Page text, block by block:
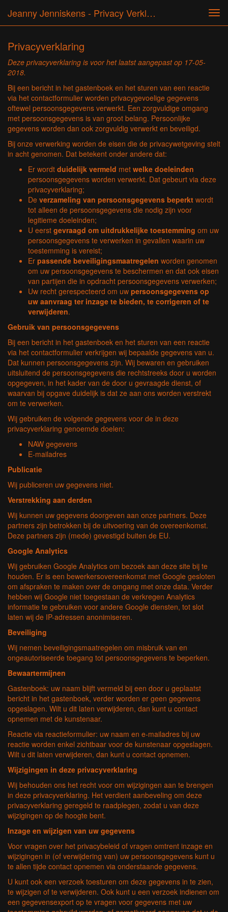
Jeanny Jenniskens - Privacy Verklaring
Privacyverklaring
Deze privacyverklaring is voor het laatst aangepast op 17-05-
2018.
Bij een bericht in het gastenboek en het sturen van een reactie
via het contactformulier worden privacygevoelige gegevens
oftewel persoonsgegevens verwerkt. Een zorgvuldige omgang
met persoonsgegevens is van groot belang. Persoonlijke
gegevens worden dan ook zorgvuldig verwerkt en beveiligd.
Bij onze verwerking worden de eisen die de privacywetgeving stelt
in acht genomen. Dat betekent onder andere dat:
Er wordt duidelijk vermeld met welke doeleinden
persoonsgegevens worden verwerkt. Dat gebeurt via deze
privacyverklaring;
De verzameling van persoonsgegevens beperkt wordt
tot alleen de persoonsgegevens die nodig zijn voor
legitieme doeleinden;
U eerst gevraagd om uitdrukkelijke toestemming om uw
persoonsgegevens te verwerken in gevallen waarin uw
toestemming is vereist;
Er passende beveiligingsmaatregelen worden genomen
om uw persoonsgegevens te beschermen en dat ook eisen
van partijen die in opdracht persoonsgegevens verwerken;
Uw recht gerespecteerd om uw persoonsgegevens op
uw aanvraag ter inzage te bieden, te corrigeren of te
verwijderen.
Gebruik van persoonsgegevens
Bij een bericht in het gastenboek en het sturen van een reactie
via het contactformulier verkrijgen wij bepaalde gegevens van u.
Dat kunnen persoonsgegevens zijn. Wij bewaren en gebruiken
uitsluitend de persoonsgegevens die rechtstreeks door u worden
opgegeven, in het kader van de door u gevraagde dienst, of
waarvan bij opgave duidelijk is dat ze aan ons worden verstrekt
om te verwerken.
Wij gebruiken de volgende gegevens voor de in deze
privacyverklaring genoemde doelen:
NAW gegevens
E-mailadres
Publicatie
Wij publiceren uw gegevens niet.
Verstrekking aan derden
Wij kunnen uw gegevens doorgeven aan onze partners. Deze
partners zijn betrokken bij de uitvoering van de overeenkomst.
Deze partners zijn (mede) gevestigd buiten de EU.
Google Analytics
Wij gebruiken Google Analytics om bezoek aan deze site bij te
houden. Er is een bewerkersovereenkomst met Google gesloten
om afspraken te maken over de omgang met onze data. Verder
hebben wij Google niet toegestaan de verkregen Analytics
informatie te gebruiken voor andere Google diensten, tot slot
laten wij de IP-adressen anonimiseren.
Beveiliging
Wij nemen beveiligingsmaatregelen om misbruik van en
ongeautoriseerde toegang tot persoonsgegevens te beperken.
Bewaartermijnen
Gastenboek: uw naam blijft vermeld bij een door u geplaatst
bericht in het gastenboek, verder worden er geen gegevens
opgeslagen. Wilt u dit laten verwijderen, dan kunt u contact
opnemen met de kunstenaar.
Reactie via reactieformulier: uw naam en e-mailadres bij uw
reactie worden enkel zichtbaar voor de kunstenaar opgeslagen.
Wilt u dit laten verwijderen, dan kunt u contact opnemen.
Wijzigingen in deze privacyverklaring
Wij behouden ons het recht voor om wijzigingen aan te brengen
in deze privacyverklaring. Het verdient aanbeveling om deze
privacyverklaring geregeld te raadplegen, zodat u van deze
wijzigingen op de hoogte bent.
Inzage en wijzigen van uw gegevens
Voor vragen over het privacybeleid of vragen omtrent inzage en
wijzigingen in (of verwijdering van) uw persoonsgegevens kunt u
te allen tijde contact opnemen via onderstaande gegevens.
U kunt ook een verzoek toesturen om deze gegevens in te zien,
te wijzigen of te verwijderen. Ook kunt u een verzoek indienen om
een gegevensexport op te vragen voor gegevens met uw